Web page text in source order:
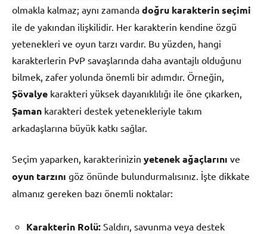
olmakla kalmaz; aynı zamanda doğru karakterin seçimi
ile de yakından ilişkilidir. Her karakterin kendine özgü
yetenekleri ve oyun tarzı vardır. Bu yüzden, hangi
karakterlerin PvP savaşlarında daha avantajlı olduğunu
bilmek, zafer yolunda önemli bir adımdır. Örneğin,
Şövalye karakteri yüksek dayanıklılığı ile öne çıkarken,
Şaman karakteri destek yetenekleriyle takım
arkadaşlarına büyük katkı sağlar.
Seçim yaparken, karakterinizin yetenek ağaçlarını ve
oyun tarzını göz önünde bulundurmalısınız. İşte dikkate
almanız gereken bazı önemli noktalar:
Karakterin Rolü: Saldırı, savunma veya destek